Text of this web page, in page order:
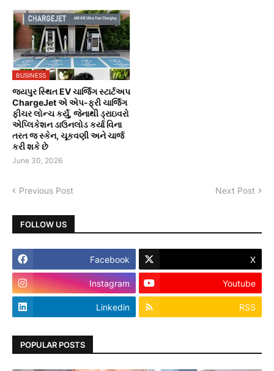
BUSINESS
જયપુર સ્થિત EV ચાર્જિંગ સ્ટાર્ટઅપ
ChargeJet એ એપ-ફ્રી ચાર્જિંગ
ફીચર લોન્ચ કર્યું, જેનાથી ડ્રાઇવરો
એપ્લિકેશન ડાઉનલોડ કર્યા વિના
તરત જ સ્કેન, ચૂકવણી અને ચાર્જ
કરી શકે છે
June 30, 2026
Previous Post Next Post
FOLLOW US
Facebook X
Instagram Youtube
Linkedin RSS
POPULAR POSTS